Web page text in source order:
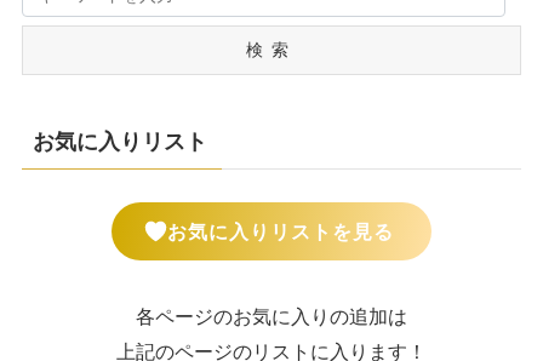
検索
お気に入りリスト
お気に入りリストを見る
各ページのお気に入りの追加は
上記のページのリストに入ります！